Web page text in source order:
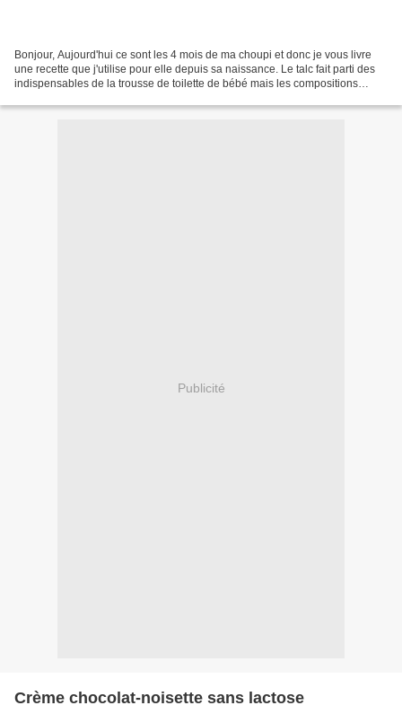
Bonjour, Aujourd'hui ce sont les 4 mois de ma choupi et donc je vous livre
une recette que j'utilise pour elle depuis sa naissance. Le talc fait parti des
indispensables de la trousse de toilette de bébé mais les compositions
Publicité
Crème chocolat-noisette sans lactose